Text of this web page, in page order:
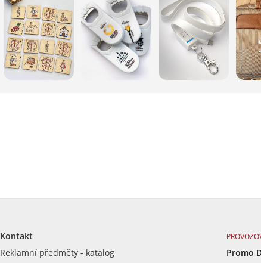
Kontakt
Reklamní předměty - katalog
Promo